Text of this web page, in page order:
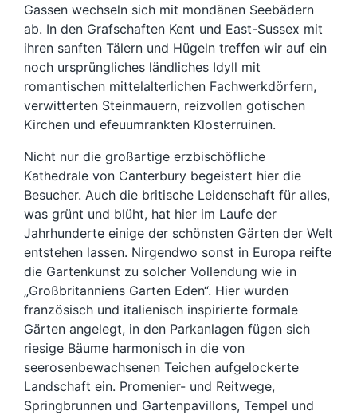
Gassen wechseln sich mit mondänen Seebädern
ab. In den Grafschaften Kent und East-Sussex mit
ihren sanften Tälern und Hügeln treffen wir auf ein
noch ursprüngliches ländliches Idyll mit
romantischen mittelalterlichen Fachwerkdörfern,
verwitterten Steinmauern, reizvollen gotischen
Kirchen und efeuumrankten Klosterruinen.
Nicht nur die großartige erzbischöfliche
Kathedrale von Canterbury begeistert hier die
Besucher. Auch die britische Leidenschaft für alles,
was grünt und blüht, hat hier im Laufe der
Jahrhunderte einige der schönsten Gärten der Welt
entstehen lassen. Nirgendwo sonst in Europa reifte
die Gartenkunst zu solcher Vollendung wie in
„Großbritanniens Garten Eden“. Hier wurden
französisch und italienisch inspirierte formale
Gärten angelegt, in den Parkanlagen fügen sich
riesige Bäume harmonisch in die von
seerosenbewachsenen Teichen aufgelockerte
Landschaft ein. Promenier- und Reitwege,
Springbrunnen und Gartenpavillons, Tempel und